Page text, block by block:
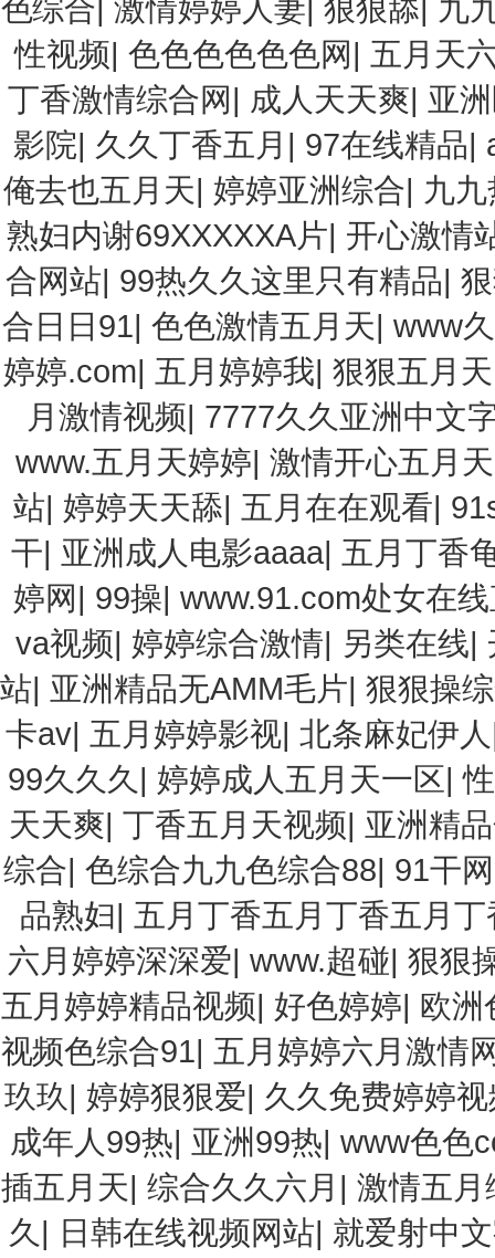
色综合|激情婷婷人妻|狠狠舔| 九
性视频|色色色色色色网| 五月天
丁香激情综合网| 成人天天爽| 亚
影院| 久久丁香五月 | 97在线精品|
俺去也五月天| 婷婷亚洲综合| 九
熟妇内谢69XXXXXA片| 开心激情
合网站| 99热久久这里只有精品|
合日日91| 色色激情五月天| www
婷婷.com| 五月婷婷我| 狠狠五月天
月激情视频| 7777久久亚洲中文
www.五月天婷婷|激情开心五月天
站| 婷婷天天舔| 五月在在观看|
干| 亚洲成人电影aaaa| 五月丁香
婷网| 99操| www.91.com处女在
va视频| 婷婷综合激情| 另类在线|
站| 亚洲精品无AMM毛片| 狠狠操
卡av| 五月婷婷影视| 北条麻妃伊人
99久久久 | 婷婷成人五月天一区|
天天爽|丁香五月天视频| 亚洲精
综合|色综合九九色综合88| 91干网
品熟妇| 五月丁香五月丁香五月
六月婷婷深深爱| www.超碰| 狠狠
五月婷婷精品视频| 好色婷婷| 欧洲
视频色综合91| 五月婷婷六月激情
玖玖| 婷婷狠狠爱| 久久免费婷婷
成年人99热| 亚洲99热|www色色
插五月天|综合久久六月 |激情五月
久 | 日韩在线视频网站| 就爱射中